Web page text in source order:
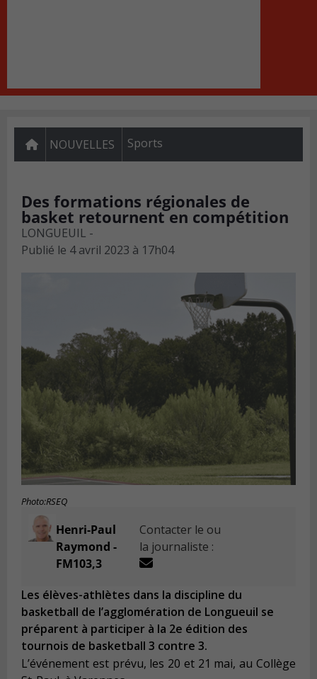
NOUVELLES Sports
Des formations régionales de
basket retournent en compétition
LONGUEUIL -
Publié le 4 avril 2023 à 17h04
Photo:RSEQ
Henri-Paul
Raymond -
FM103,3
Contacter le ou
la journaliste :
Les élèves-athlètes dans la discipline du
basketball de l’agglomération de Longueuil se
préparent à participer à la 2e édition des
tournois de basketball 3 contre 3.
L’événement est prévu, les 20 et 21 mai, au Collège